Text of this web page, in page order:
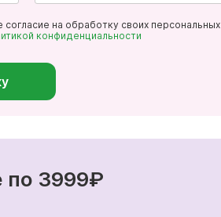
*
на обработку своих персональных
конфиденциальности
по 3999₽